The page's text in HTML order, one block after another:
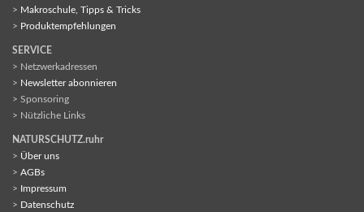
> Makroschule, Tipps & Tricks
> Produktempfehlungen
SERVICE
> Netzwerkadressen
> Newsletter abonnieren
> Sponsoring
> Nützliche Links
NATURSCHUTZ.ruhr
> Über uns
> AGBs
> Impressum
> Datenschutz